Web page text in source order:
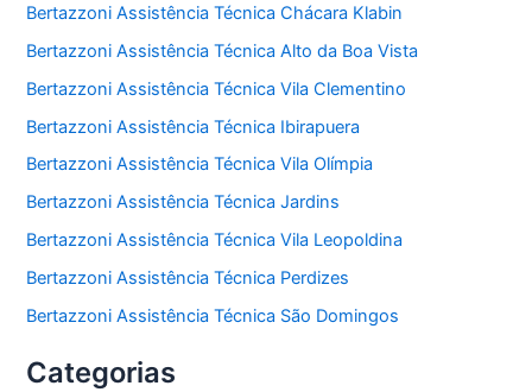
Bertazzoni Assistência Técnica Chácara Klabin
Bertazzoni Assistência Técnica Alto da Boa Vista
Bertazzoni Assistência Técnica Vila Clementino
Bertazzoni Assistência Técnica Ibirapuera
Bertazzoni Assistência Técnica Vila Olímpia
Bertazzoni Assistência Técnica Jardins
Bertazzoni Assistência Técnica Vila Leopoldina
Bertazzoni Assistência Técnica Perdizes
Bertazzoni Assistência Técnica São Domingos
Categorias